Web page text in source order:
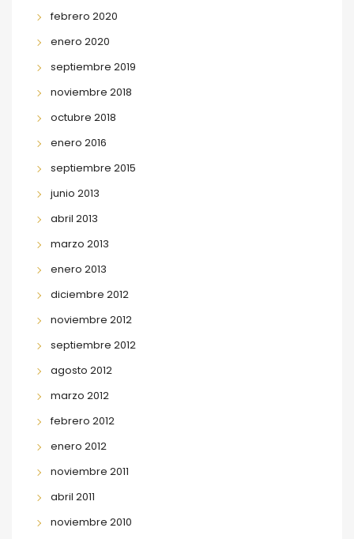
febrero 2020
enero 2020
septiembre 2019
noviembre 2018
octubre 2018
enero 2016
septiembre 2015
junio 2013
abril 2013
marzo 2013
enero 2013
diciembre 2012
noviembre 2012
septiembre 2012
agosto 2012
marzo 2012
febrero 2012
enero 2012
noviembre 2011
abril 2011
noviembre 2010